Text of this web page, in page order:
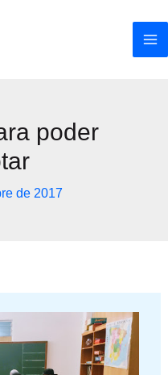
poder
de 2017